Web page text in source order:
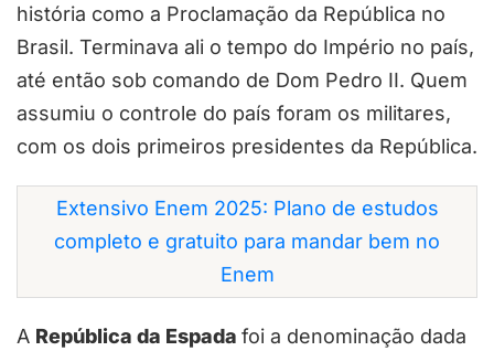
história como a Proclamação da República no
Brasil. Terminava ali o tempo do Império no país,
até então sob comando de Dom Pedro II. Quem
assumiu o controle do país foram os militares,
com os dois primeiros presidentes da República.
Extensivo Enem 2025: Plano de estudos
completo e gratuito para mandar bem no
Enem
A República da Espada foi a denominação dada